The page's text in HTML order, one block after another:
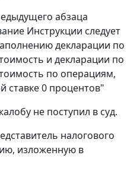
абзаца
Инструкции следует
декларации по
и декларации по
по операциям,
ставке 0 процентов"
не поступил в суд.
налогового
изложенную в